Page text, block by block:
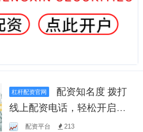
杠杆配资官网
线上配资电话，轻松开启财
富之路配资平台 213